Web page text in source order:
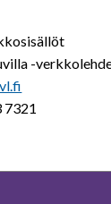
-
7321